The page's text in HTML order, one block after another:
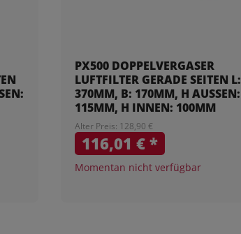
1
PX500 DOPPELVERGASER
LUFTFILTER GERADE SEITEN L:
370MM, B: 170MM, H AUSSEN: 1
15MM, H INNEN: 100MM
Alter Preis: 128,90 €
116,01 €*
Momentan nicht verfügbar